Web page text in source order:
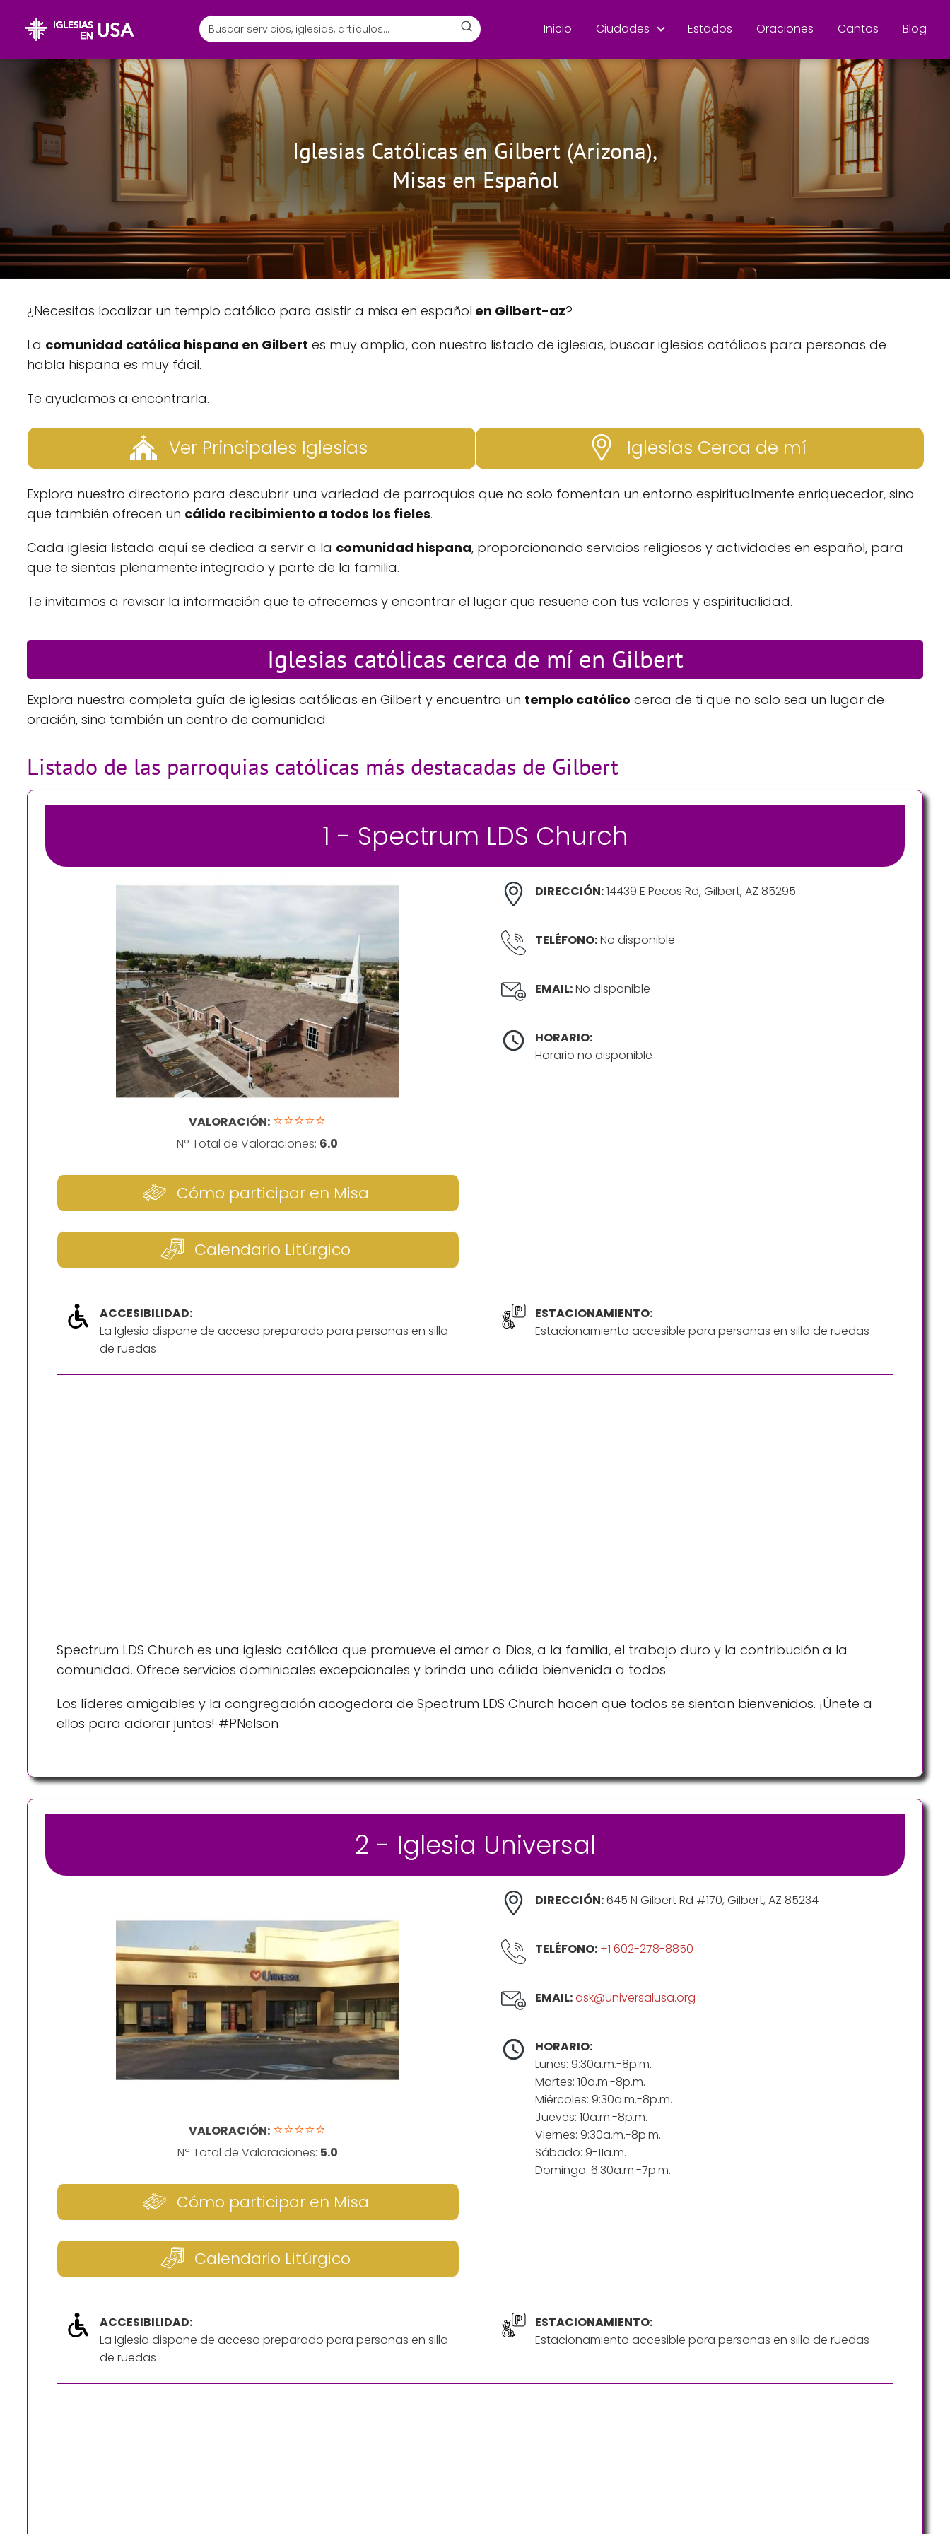
Inicio Ciudades Estados Oraciones Cantos Blog
Iglesias Católicas en Gilbert (Arizona),
Misas en Español
¿Necesitas localizar un templo católico para asistir a misa en español en Gilbert-az?
La comunidad católica hispana en Gilbert es muy amplia, con nuestro listado de iglesias, buscar iglesias católicas para personas de
habla hispana es muy fácil.
Te ayudamos a encontrarla.
Ver Principales Iglesias Iglesias Cerca de mí
Explora nuestro directorio para descubrir una variedad de parroquias que no solo fomentan un entorno espiritualmente enriquecedor, sino
que también ofrecen un cálido recibimiento a todos los fieles.
Cada iglesia listada aquí se dedica a servir a la comunidad hispana, proporcionando servicios religiosos y actividades en español, para
que te sientas plenamente integrado y parte de la familia.
Te invitamos a revisar la información que te ofrecemos y encontrar el lugar que resuene con tus valores y espiritualidad.
Iglesias católicas cerca de mí en Gilbert
Explora nuestra completa guía de iglesias católicas en Gilbert y encuentra un templo católico cerca de ti que no solo sea un lugar de
oración, sino también un centro de comunidad.
Listado de las parroquias católicas más destacadas de Gilbert
1 - Spectrum LDS Church
VALORACIÓN: ⭐⭐⭐⭐⭐
Nº Total de Valoraciones: 6.0
Cómo participar en Misa
Calendario Litúrgico
DIRECCIÓN:14439 E Pecos Rd, Gilbert, AZ 85295
TELÉFONO:No disponible
EMAIL:No disponible
HORARIO:
Horario no disponible
ACCESIBILIDAD:
La Iglesia dispone de acceso preparado para personas en silla
de ruedas
ESTACIONAMIENTO:
Estacionamiento accesible para personas en silla de ruedas
Spectrum LDS Church es una iglesia católica que promueve el amor a Dios, a la familia, el trabajo duro y la contribución a la
comunidad. Ofrece servicios dominicales excepcionales y brinda una cálida bienvenida a todos.
Los líderes amigables y la congregación acogedora de Spectrum LDS Church hacen que todos se sientan bienvenidos. ¡Únete a
ellos para adorar juntos! #PNelson
2 - Iglesia Universal
VALORACIÓN: ⭐⭐⭐⭐⭐
Nº Total de Valoraciones: 5.0
Cómo participar en Misa
Calendario Litúrgico
DIRECCIÓN:645 N Gilbert Rd #170, Gilbert, AZ 85234
TELÉFONO: +1 602-278-8850
EMAIL:ask@universalusa.org
HORARIO:
Lunes: 9:30a.m.-8p.m.
Martes: 10a.m.-8p.m.
Miércoles: 9:30a.m.-8p.m.
Jueves: 10a.m.-8p.m.
Viernes: 9:30a.m.-8p.m.
Sábado: 9-11a.m.
Domingo: 6:30a.m.-7p.m.
ACCESIBILIDAD:
La Iglesia dispone de acceso preparado para personas en silla
de ruedas
ESTACIONAMIENTO:
Estacionamiento accesible para personas en silla de ruedas